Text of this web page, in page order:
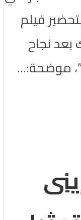
فيلم
نجاح
موضحة:...